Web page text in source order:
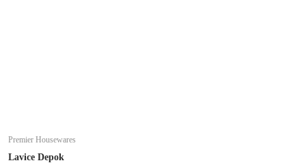
Premier Housewares
Lavice Depok